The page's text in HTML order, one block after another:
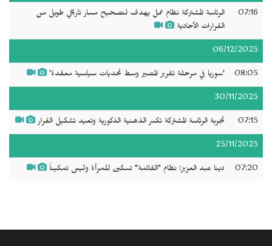
07:16
الرئاسة المشتركة نظام عمل يهدف لتصحيح مسار تاريخي طويل من
القرارات الأحادية
06/12/2025
08:05 'سوريا في مرحلة تقرير المصير وسط تحديات سياسية معقدة'
30/11/2025
07:15 تجربة الرئاسة المشتركة تكسر الذهنية الذكورية وتعيد تشكيل القرار
25/11/2025
07:20 دينا عبد العزيز: نظام "القائمة" تسكين للمرأة وليس تمكيناً